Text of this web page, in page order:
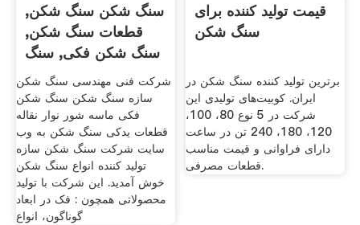
سنگ شکن سنگ شکن,
قطعات سنگ شکن,
سنگ شکن فکی, سنگ
شکن
شرکت فنی مهندسی سنگ شکن
سازه سنگ شکن سنگ شکن
فکی ماسه شور نوار نقاله
قطعات یدکی سنگ شکن به وب
سایت شرکت سنگ شکن سازه
تولید کننده انواع سنگ شکن
خوش آمدید. اين شرکت با توليد
محصولاتی همچون : فک در ابعاد
گوناگون، انواع
قیمت تولید کننده برای
سنگ شکن
برترین تولید کننده سنگ شکن در
ایران. کوبیت‌های تولیدی این
شرکت در 5 نوع 80، 100،
120، 180، 240 تن در ساعت
دارای فراوانی و قیمت مناسب
قطعات مصرفی.